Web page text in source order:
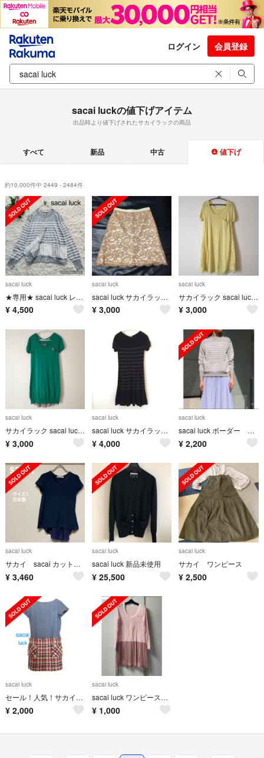
ログイン 会員登録
sacai luckの値下げアイテム
出品時より値下げされたサカイラックの商品
すべて 新品 中古 値下げ
約10,000件中 2449 - 2484件
sacai luck
★専用★ sacai luck レース切り替えボーダーカーディガン
¥ 4,500
sacai luck
sacai luck サカイラック レース スカート
¥ 3,000
sacai luck
サカイラック sacai luck レース切替ワンピース イエロー
¥ 3,000
sacai luck
サカイラック sacai luck 半袖 ニット キュプラ ワンピース
¥ 3,000
sacai luck
sacai luck サカイラック ボーダー フレア ワンピース 半袖
¥ 4,000
sacai luck
sacai luck ボーダー ニット カットワーク レース
¥ 2,200
sacai luck
サカイ sacai カットソー チュニック 日本製 デザインシャツ
¥ 3,460
sacai luck
sacai luck 新品未使用
¥ 25,500
sacai luck
サカイ ワンピース
¥ 2,500
sacai luck
セール！人気！サカイ新品！異素材コンビ チュニックワンピース
¥ 2,000
sacai luck
sacai luck ワンピース ピンク サイズ2
¥ 1,000